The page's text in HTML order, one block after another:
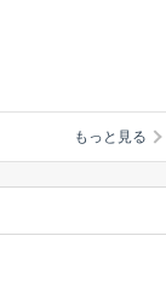
もっと見る